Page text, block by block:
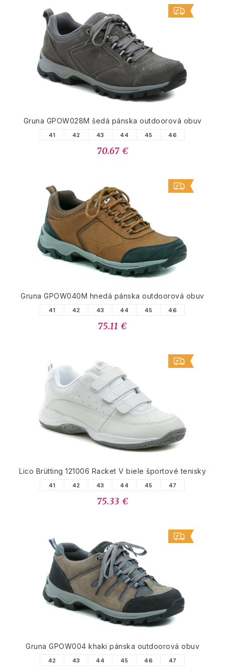
Gruna GPOW028M šedá pánska outdoorová obuv
41 42 43 44 45 46
70.67 €
Gruna GPOW040M hnedá pánska outdoorová obuv
41 42 43 44 45 46
75.11 €
Lico Brütting 121006 Racket V biele športové tenisky
41 42 43 44 45 47
75.33 €
Gruna GPOW004 khaki pánska outdoorová obuv
42 43 44 45 46 47